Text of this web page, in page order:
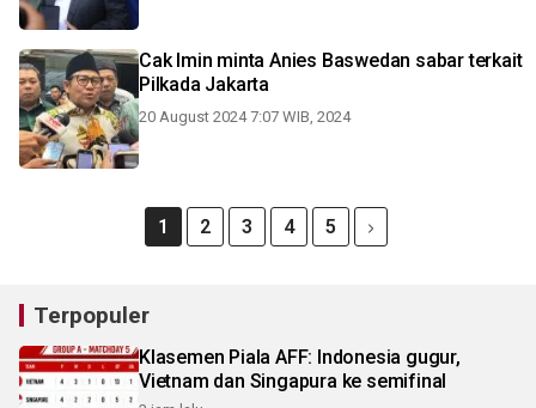
Cak Imin minta Anies Baswedan sabar terkait
Pilkada Jakarta
20 August 2024 7:07 WIB, 2024
1 2 3 4 5
Terpopuler
Klasemen Piala AFF: Indonesia gugur,
Vietnam dan Singapura ke semifinal